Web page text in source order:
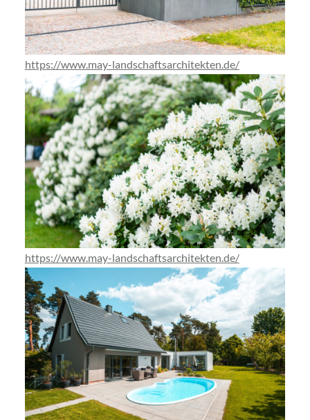
https://www.may-landschaftsarchitekten.de/
https://www.may-landschaftsarchitekten.de/